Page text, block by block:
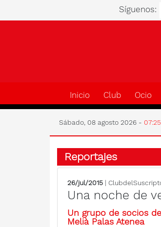
Síguenos:
Inicio Club Ocio
Sábado, 08 agosto 2026 - 07:25
Reportajes
26/jul/2015 |
Una noche de
Un grupo de socios
Melià Palas Atenea